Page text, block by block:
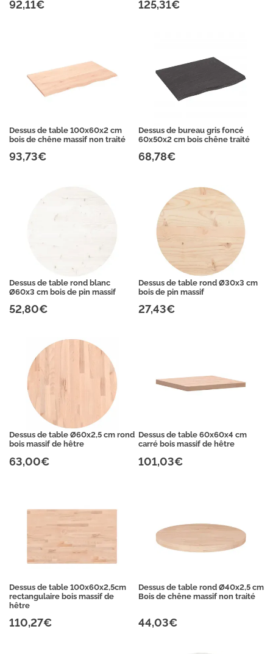
92,11€ 125,31€
Dessus de table 100x60x2 cm
bois de chêne massif non traité
93,73€
Dessus de bureau gris foncé
60x50x2 cm bois chêne traité
68,78€
Dessus de table rond blanc
Ø60x3 cm bois de pin massif
52,80€
Dessus de table rond Ø30x3 cm
bois de pin massif
27,43€
Dessus de table Ø60x2,5 cm rond
bois massif de hêtre
63,00€
Dessus de table 60x60x4 cm
carré bois massif de hêtre
101,03€
Dessus de table 100x60x2,5cm
rectangulaire bois massif de
hêtre
110,27€
Dessus de table rond Ø40x2,5 cm
Bois de chêne massif non traité
44,03€